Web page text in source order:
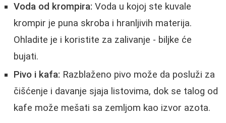
Voda od krompira: Voda u kojoj ste kuvale
krompir je puna skroba i hranljivih materija.
Ohladite je i koristite za zalivanje - biljke će
bujati.
Pivo i kafa: Razblaženo pivo može da posluži za
čišćenje i davanje sjaja listovima, dok se talog od
kafe može mešati sa zemljom kao izvor azota.